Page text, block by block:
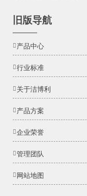
旧版导航
产品中心
行业标准
关于洁博利
产品方案
企业荣誉
管理团队
网站地图